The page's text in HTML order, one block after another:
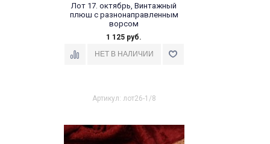
Лот 17. октябрь, Винтажный
плюш с разнонаправленным
ворсом
Отрез 1/8 метра - 35х50 см
1 125 руб.
Артикул: лот26-1/8